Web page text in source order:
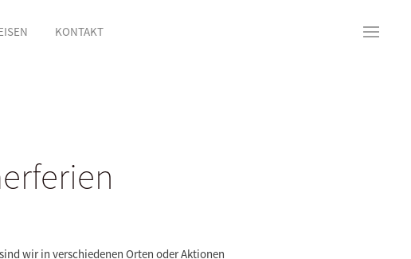
KONTAKT
wir in verschiedenen Orten oder Aktionen